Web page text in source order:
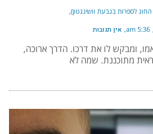
לספרות בגבעת וושינגטון)
5:36 am אין תגובות
ומבקש לו את דרכו. הדרך ארוכה,
מתוכננת. שמה לא